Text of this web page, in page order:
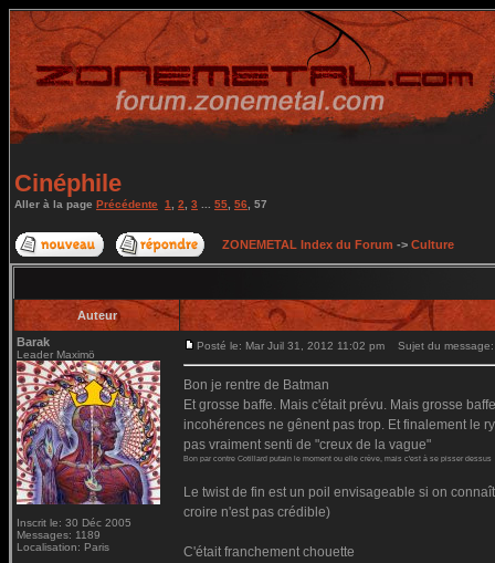
Cinéphile
Aller à la page Précédente 1 2 3 55 56 57
ZONEMETAL Index du Forum -> Culture
Auteur
Barak
Leader Maximö
Inscrit le: 30 Déc 2005
Messages: 1189
Localisation: Paris
Posté le: Mar Juil 31, 2012 11:02 pm Sujet du message:
Bon je rentre de Batman
Et grosse baffe. Mais c'était prévu. Mais grosse
incohérences ne gênent pas trop. Et finalement le
pas vraiment senti de "creux de la vague"
Bon par contre Cotillard putain le moment ou elle crève, mais c'est à se pisser dessus
Le twist de fin est un poil envisageable si on
croire n'est pas crédible)
C'était franchement chouette